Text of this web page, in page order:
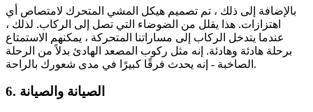
بالإضافة إلى ذلك ، تم تصميم هيكل المشي المتحرك لامتصاص أي
اهتزازات. هذا يقلل من الضوضاء التي تصل إلى الركاب. لذلك ،
عندما يتدخل الركاب إلى مساراتنا المتحركة ، يمكنهم الاستمتاع
برحلة هادئة وهادئة. إنه مثل ركوب المصعد الهادئ بدلاً من الرحلة
الصاخبة - إنه يحدث فرقًا كبيرًا في مدى شعورك بالراحة.
6. الصيانة والصيانة